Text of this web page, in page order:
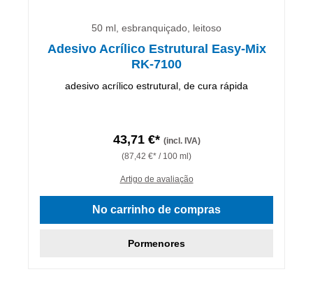
50 ml, esbranquiçado, leitoso
Adesivo Acrílico Estrutural Easy-Mix
RK-7100
adesivo acrílico estrutural, de cura rápida
43,71 €* (incl. IVA)
(87,42 €* / 100 ml)
Artigo de avaliação
No carrinho de compras
Pormenores